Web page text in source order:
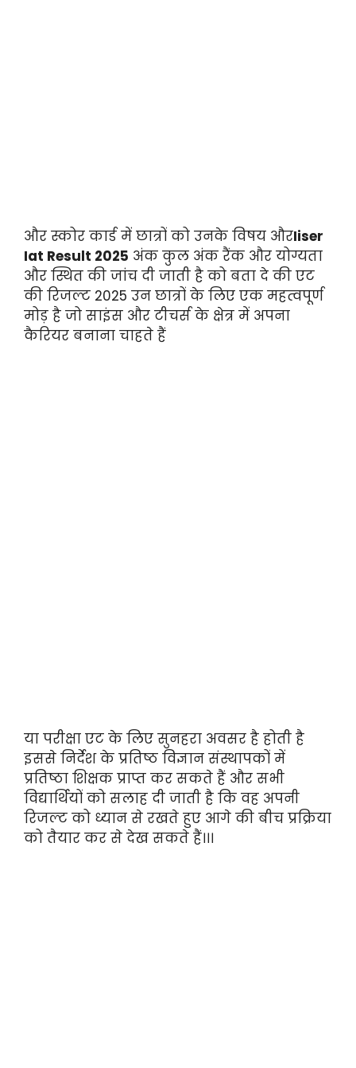
और स्कोर कार्ड में छात्रों को उनके विषय औरIiser
Iat Result 2025 अंक कुल अंक रैंक और योग्यता
और स्थित की जांच दी जाती है को बता दे की एट
की रिजल्ट 2025 उन छात्रों के लिए एक महत्वपूर्ण
मोड़ है जो साइंस और टीचर्स के क्षेत्र में अपना
कैरियर बनाना चाहते हैं
या परीक्षा एट के लिए सुनहरा अवसर है होती है
इससे निर्देश के प्रतिष्ठ विज्ञान संस्थापकों में
प्रतिष्ठा शिक्षक प्राप्त कर सकते हैं और सभी
विद्यार्थियों को सलाह दी जाती है कि वह अपनी
रिजल्ट को ध्यान से रखते हुए आगे की बीच प्रक्रिया
को तैयार कर से देख सकते हैं।।।